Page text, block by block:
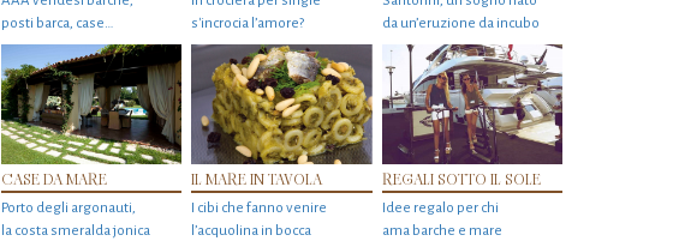
posti barca, case…
s'incrocia l’amore?
da un’eruzione da incubo
CASE DA MARE
Porto degli argonauti,
la costa smeralda jonica
IL MARE IN TAVOLA
I cibi che fanno venire
l’acquolina in bocca
REGALI SOTTO IL SOLE
Idee regalo per chi
ama barche e mare